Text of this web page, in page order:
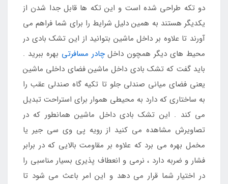
دو تکه طراحی شده است و این تکه ها قابل جدا شدن از
یکدیگر هستند به همین دلیل شرایط را برای شما فراهم می
آورند تا علاوه بر داخل ماشین بتوانید از این تشک بادی در
محیط های دیگر همچون داخلچادر مسافرتی بهره ببرید .
باید گفت که تشک بادی داخل ماشین فضای داخلی ماشین
یعنی فضای میانی صندلی جلو تا تکیه گاه صندلی عقب را
به ساختاری که دارد به محیطی هموار برای استراحت تبدیل
می کند . این تشک بادی داخل ماشین همانطور که در
تصاویرش مشاهده می کنید از رویه پی وی سی جیر یا
مخمل بهره می برد که علاوه بر مقاومت بالایی که در برابر
فشار و ضربه دارد ، نرمی و انعطاف پذیری بسیار مناسبی را
در اختیار شما قرار می دهد و این امر باعث می شود تا